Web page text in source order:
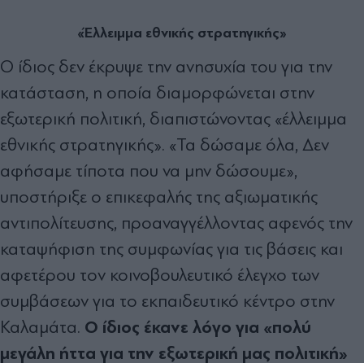
«Έλλειμμα εθνικής στρατηγικής»
Ο ίδιος δεν έκρυψε την ανησυχία του για την
κατάσταση, η οποία διαμορφώνεται στην
εξωτερική πολιτική, διαπιστώνοντας «έλλειμμα
εθνικής στρατηγικής». «Τα δώσαμε όλα, Δεν
αφήσαμε τίποτα που να μην δώσουμε»,
υποστήριξε ο επικεφαλής της αξιωματικής
αντιπολίτευσης, προαναγγέλλοντας αφενός την
καταψήφιση της συμφωνίας για τις βάσεις και
αφετέρου τον κοινοβουλευτικό έλεγχο των
συμβάσεων για το εκπαιδευτικό κέντρο στην
Καλαμάτα. Ο ίδιος έκανε λόγο για «πολύ
μεγάλη ήττα για την εξωτερική μας πολιτική»